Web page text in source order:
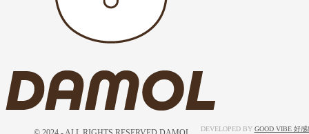
DEVELOPED BY GOOD VIBE 好感